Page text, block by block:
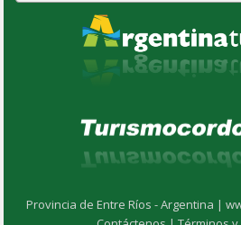
Provincia de Entre Ríos - Argentina |